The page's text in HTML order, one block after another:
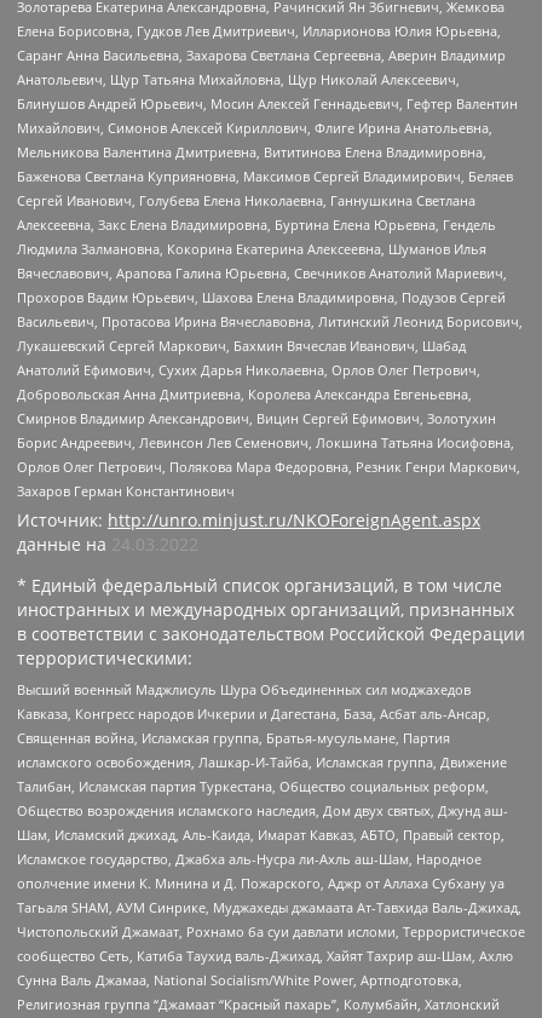
Золотарева Екатерина Александровна, Рачинский Ян Збигневич, Жемкова
Елена Борисовна, Гудков Лев Дмитриевич, Илларионова Юлия Юрьевна,
Саранг Анна Васильевна, Захарова Светлана Сергеевна, Аверин Владимир
Анатольевич, Щур Татьяна Михайловна, Щур Николай Алексеевич,
Блинушов Андрей Юрьевич, Мосин Алексей Геннадьевич, Гефтер Валентин
Михайлович, Симонов Алексей Кириллович, Флиге Ирина Анатольевна,
Мельникова Валентина Дмитриевна, Вититинова Елена Владимировна,
Баженова Светлана Куприяновна, Максимов Сергей Владимирович, Беляев
Сергей Иванович, Голубева Елена Николаевна, Ганнушкина Светлана
Алексеевна, Закс Елена Владимировна, Буртина Елена Юрьевна, Гендель
Людмила Залмановна, Кокорина Екатерина Алексеевна, Шуманов Илья
Вячеславович, Арапова Галина Юрьевна, Свечников Анатолий Мариевич,
Прохоров Вадим Юрьевич, Шахова Елена Владимировна, Подузов Сергей
Васильевич, Протасова Ирина Вячеславовна, Литинский Леонид Борисович,
Лукашевский Сергей Маркович, Бахмин Вячеслав Иванович, Шабад
Анатолий Ефимович, Сухих Дарья Николаевна, Орлов Олег Петрович,
Добровольская Анна Дмитриевна, Королева Александра Евгеньевна,
Смирнов Владимир Александрович, Вицин Сергей Ефимович, Золотухин
Борис Андреевич, Левинсон Лев Семенович, Локшина Татьяна Иосифовна,
Орлов Олег Петрович, Полякова Мара Федоровна, Резник Генри Маркович,
Захаров Герман Константинович
Источник: http://unro.minjust.ru/NKOForeignAgent.aspx
данные на 24.03.2022
* Единый федеральный список организаций, в том числе
иностранных и международных организаций, признанных
в соответствии с законодательством Российской Федерации
террористическими:
Высший военный Маджлисуль Шура Объединенных сил моджахедов
Кавказа, Конгресс народов Ичкерии и Дагестана, База, Асбат аль-Ансар,
Священная война, Исламская группа, Братья-мусульмане, Партия
исламского освобождения, Лашкар-И-Тайба, Исламская группа, Движение
Талибан, Исламская партия Туркестана, Общество социальных реформ,
Общество возрождения исламского наследия, Дом двух святых, Джунд аш-
Шам, Исламский джихад, Аль-Каида, Имарат Кавказ, АБТО, Правый сектор,
Исламское государство, Джабха аль-Нусра ли-Ахль аш-Шам, Народное
ополчение имени К. Минина и Д. Пожарского, Аджр от Аллаха Субхану уа
Тагьаля SHAM, АУМ Синрике, Муджахеды джамаата Ат-Тавхида Валь-Джихад,
Чистопольский Джамаат, Рохнамо ба суи давлати исломи, Террористическое
сообщество Сеть, Катиба Таухид валь-Джихад, Хайят Тахрир аш-Шам, Ахлю
Сунна Валь Джамаа, National Socialism/White Power, Артподготовка,
Религиозная группа “Джамаат “Красный пахарь”, Колумбайн, Хатлонский